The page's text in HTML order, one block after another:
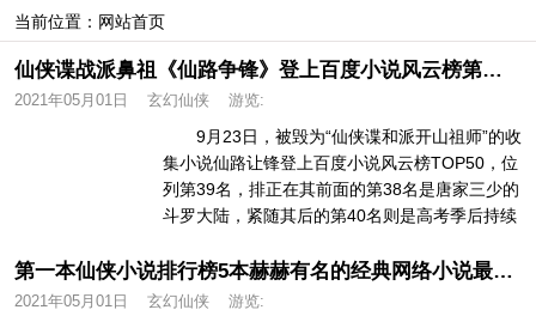
当前位置： 网站首页
仙侠谍战派鼻祖《仙路争锋》登上百度小说风云榜第一本仙侠小说排行榜
2021年05月01日 玄幻仙侠 游览:
9月23日，被毁为“仙侠谍和派开山祖师”的收
集小说仙路让锋登上百度小说风云榜TOP50，位
列第39名，排正在其前面的第38名是唐家三少的
斗罗大陆，紧随其后的第40名则是高考季后持续
第一本仙侠小说排行榜5本赫赫有名的经典网络小说最后一本被誉为“后金庸武侠圣经”
2021年05月01日 玄幻仙侠 游览: